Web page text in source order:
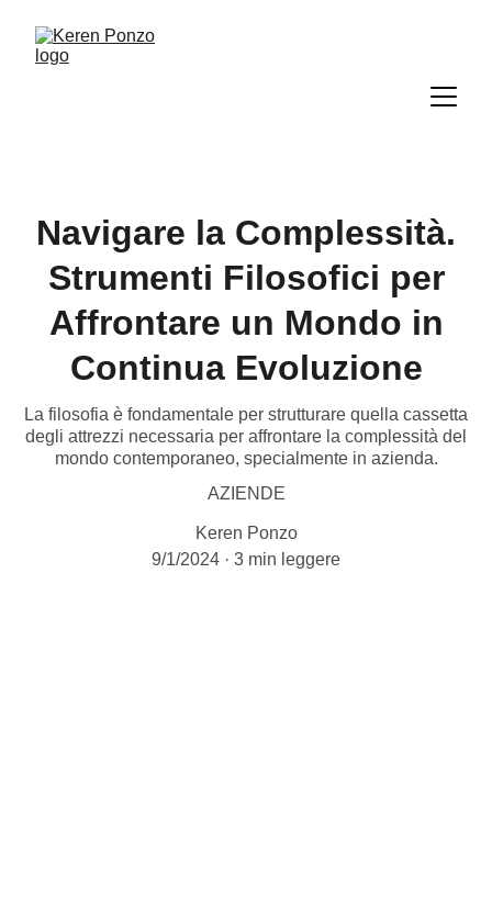
Navigare la Complessità.
Strumenti Filosofici per
Affrontare un Mondo in
Continua Evoluzione
La filosofia è fondamentale per strutturare quella cassetta
degli attrezzi necessaria per affrontare la complessità del
mondo contemporaneo, specialmente in azienda.
AZIENDE
Keren Ponzo
9/1/2024
3 min leggere